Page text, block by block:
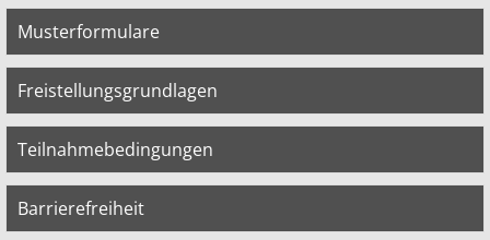
Musterformulare
Freistellungsgrundlagen
Teilnahmebedingungen
Barrierefreiheit